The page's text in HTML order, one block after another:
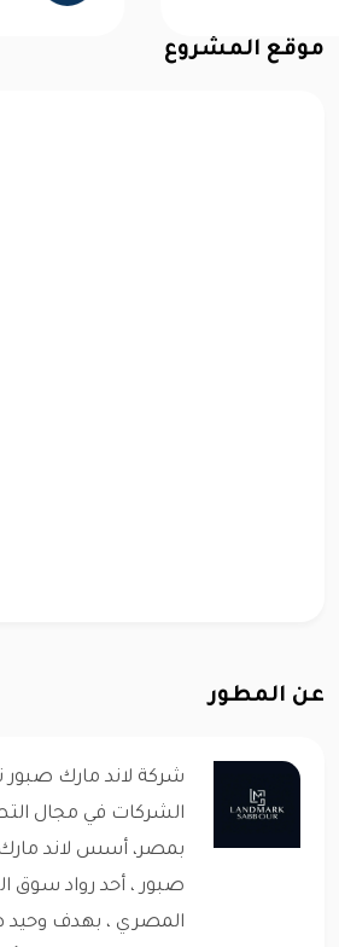
موقع المشروع
عن المطور
شركة لاند مارك
الشركات في مجال
بمصر، أسس لاند
صبور ، أحد رواد سوق
المصري ، بهدف وحيد